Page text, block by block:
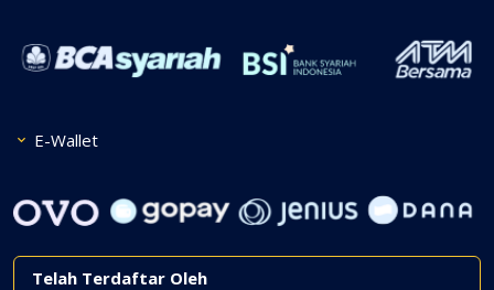
E-Wallet
Telah Terdaftar Oleh